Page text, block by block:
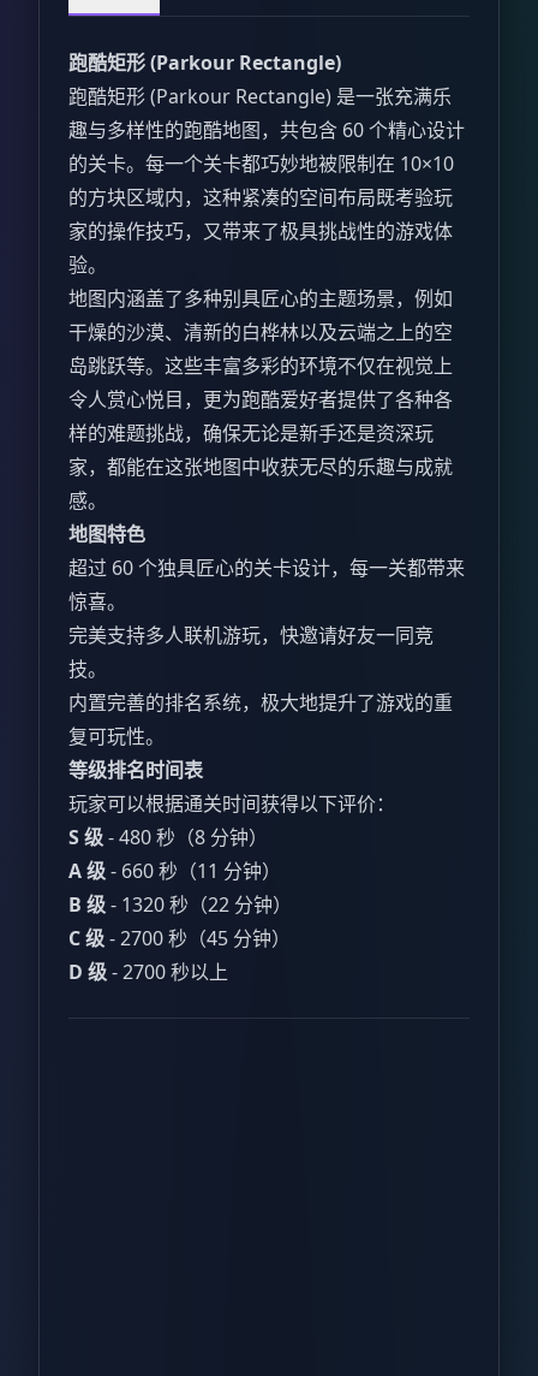
跑酷矩形 (Parkour Rectangle)
跑酷矩形 (Parkour Rectangle) 是一张充满乐
趣与多样性的跑酷地图，共包含 60 个精心设计
的关卡。每一个关卡都巧妙地被限制在 10×10
的方块区域内，这种紧凑的空间布局既考验玩
家的操作技巧，又带来了极具挑战性的游戏体
验。
地图内涵盖了多种别具匠心的主题场景，例如
干燥的沙漠、清新的白桦林以及云端之上的空
岛跳跃等。这些丰富多彩的环境不仅在视觉上
令人赏心悦目，更为跑酷爱好者提供了各种各
样的难题挑战，确保无论是新手还是资深玩
家，都能在这张地图中收获无尽的乐趣与成就
感。
地图特色
超过 60 个独具匠心的关卡设计，每一关都带来
惊喜。
完美支持多人联机游玩，快邀请好友一同竞
技。
内置完善的排名系统，极大地提升了游戏的重
复可玩性。
等级排名时间表
玩家可以根据通关时间获得以下评价：
S 级- 480 秒（8 分钟）
A 级- 660 秒（11 分钟）
B 级- 1320 秒（22 分钟）
C 级- 2700 秒（45 分钟）
D 级- 2700 秒以上